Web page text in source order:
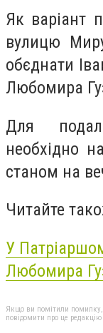
Як варіант
вулицю
обєднати
Любомира
Для
необхідно
станом на
Читайте
У
Любомира
Якщо ви помітили помилку,
повідомити про це редакцію